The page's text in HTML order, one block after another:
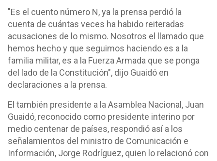
"Es el cuento número N, ya la prensa perdió la
cuenta de cuántas veces ha habido reiteradas
acusaciones de lo mismo. Nosotros el llamado que
hemos hecho y que seguimos haciendo es a la
familia militar, es a la Fuerza Armada que se ponga
del lado de la Constitución", dijo Guaidó en
declaraciones a la prensa.
El también presidente a la Asamblea Nacional, Juan
Guaidó, reconocido como presidente interino por
medio centenar de países, respondió así a los
señalamientos del ministro de Comunicación e
Información, Jorge Rodríguez, quien lo relacionó con